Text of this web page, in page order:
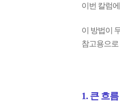
이번 칼럼
이 방법이
참고용으
1. 큰 흐